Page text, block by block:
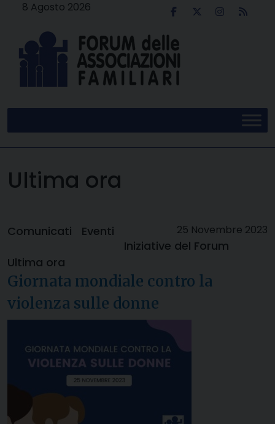
8 Agosto 2026
Ultima ora
25 Novembre 2023
Comunicati
Eventi
Iniziative del Forum
Ultima ora
Giornata mondiale contro la
violenza sulle donne